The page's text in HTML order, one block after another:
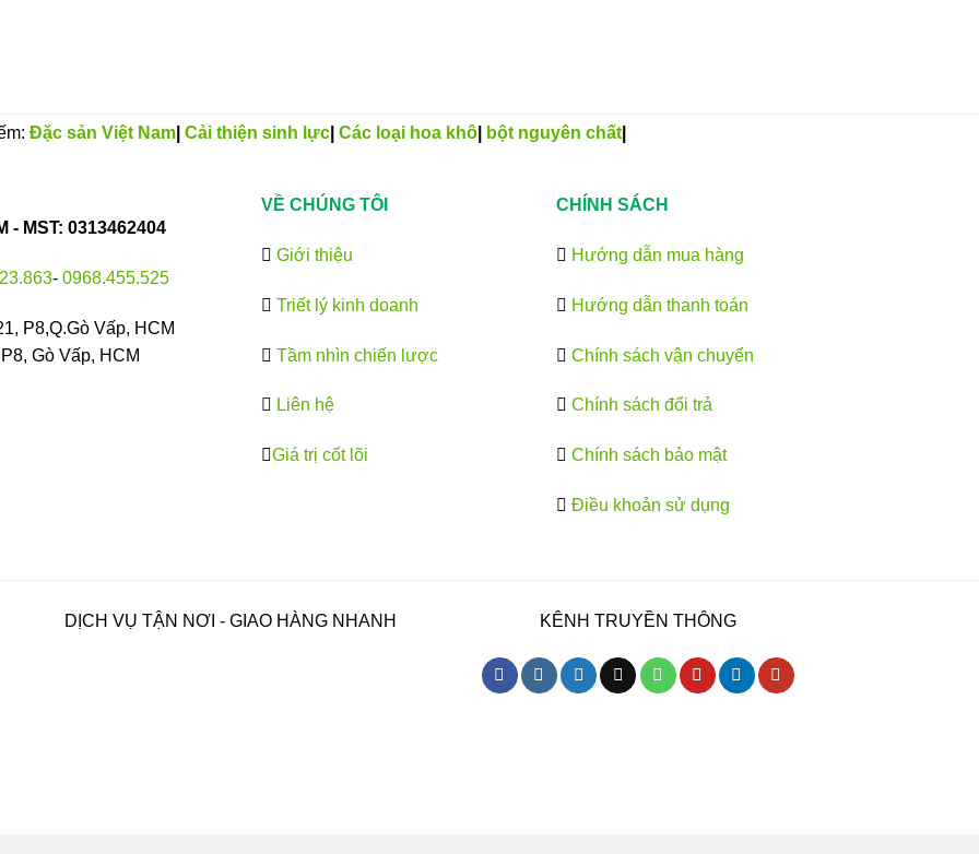
Đặc sản Việt Nam Cải thiện sinh lực Các loại hoa khô bột nguyên chất
- MST: 0313462404
- 0968.455.525
P8,Q.Gò Vấp, HCM
Gò Vấp, HCM
VỀ CHÚNG TÔI
Giới thiệu
Triết lý kinh doanh
Tầm nhìn chiến lược
Liên hệ
Giá trị cốt lõi
CHÍNH SÁCH
Hướng dẫn mua hàng
Hướng dẫn thanh toán
Chính sách vận chuyển
Chính sách đổi trả
Chính sách bảo mật
Điều khoản sử dụng
DỊCH VỤ TẬN NƠI - GIAO HÀNG NHANH KÊNH TRUYỀN THÔNG